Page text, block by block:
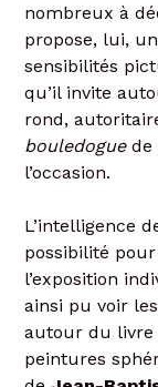
nombreux à
propose, lui,
sensibilités
qu’il invite
rond,
bouledoguede
l’occasion.
L’intelligence
possibilité
l’exposition
ainsi pu voir
autour du livre
peintures